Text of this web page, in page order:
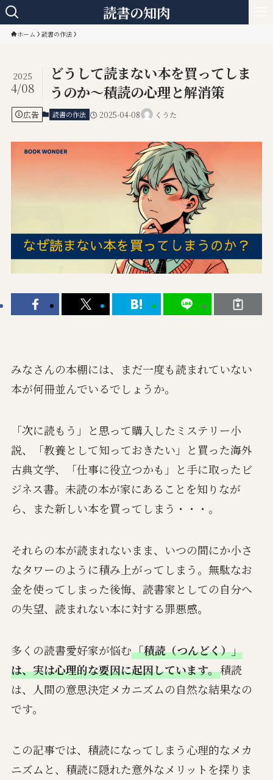
読書の知肉
ホーム 読書の作法
どうして読まない本を買ってしま
うのか～積読の心理と解消策
2025
4/08
広告 読書の作法 2025-04-08 くうた
みなさんの本棚には、まだ一度も読まれていない
本が何冊並んでいるでしょうか。
「次に読もう」と思って購入したミステリー小
説、「教養として知っておきたい」と買った海外
古典文学、「仕事に役立つかも」と手に取ったビ
ジネス書。未読の本が家にあることを知りなが
ら、また新しい本を買ってしまう・・・。
それらの本が読まれないまま、いつの間にか小さ
なタワーのように積み上がってしまう。無駄なお
金を使ってしまった後悔、読書家としての自分へ
の失望、読まれない本に対する罪悪感。
多くの読書愛好家が悩む「積読（つんどく）」
は、実は心理的な要因に起因しています。積読
は、人間の意思決定メカニズムの自然な結果なの
です。
この記事では、積読になってしまう心理的なメカ
ニズムと、積読に隠れた意外なメリットを探りま